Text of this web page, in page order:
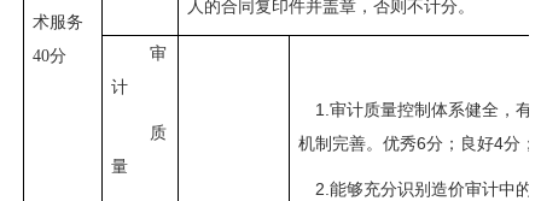
术服务
40分
人的合同复印件并盖章，否则不计分。
审
计
质
量
1.审计质量控制体系健全，
机制完善。优秀6分；良好4分
2.能够充分识别造价审计中